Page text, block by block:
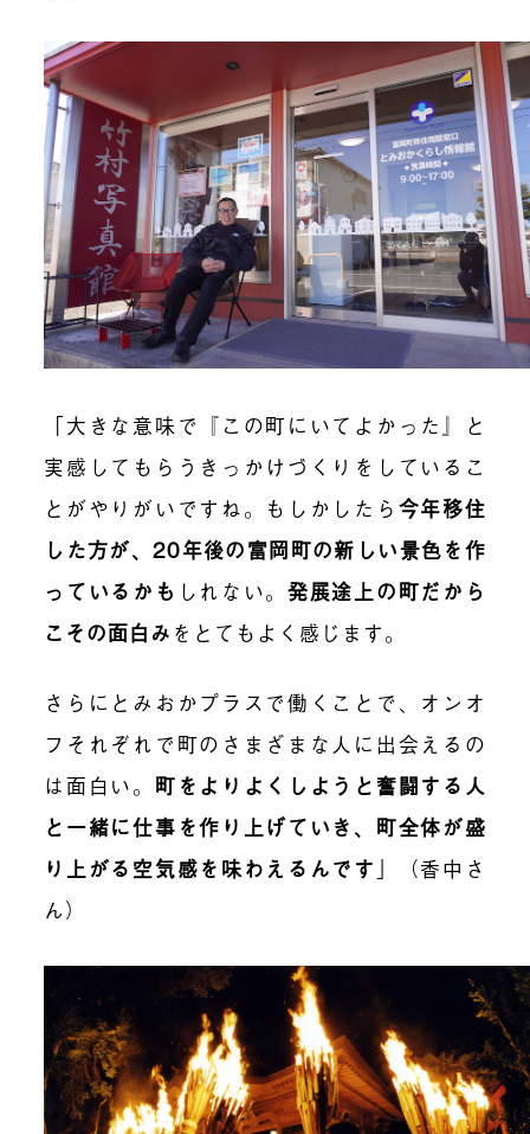
「大きな意味で『この町にいてよかった』と
実感してもらうきっかけづくりをしているこ
とがやりがいですね。もしかしたら 今年移住
した方が、20年後の富岡町の新しい景色を作
っているかも しれない。発展途上の町だから
こその面白み をとてもよく感じます。
さらにとみおかプラスで働くことで、オンオ
フそれぞれで町のさまざまな人に出会えるの
は面白い。 町をよりよくしようと奮闘する人
と一緒に仕事を作り上げていき、町全体が盛
り上がる空気感を味わえるんです 」（香中さ
ん）